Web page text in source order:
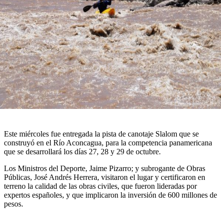
Este miércoles fue entregada la pista de canotaje Slalom que se
construyó en el Río Aconcagua, para la competencia panamericana
que se desarrollará los días 27, 28 y 29 de octubre.
Los Ministros del Deporte, Jaime Pizarro; y subrogante de Obras
Públicas, José Andrés Herrera, visitaron el lugar y certificaron en
terreno la calidad de las obras civiles, que fueron lideradas por
expertos españoles, y que implicaron la inversión de 600 millones de
pesos.